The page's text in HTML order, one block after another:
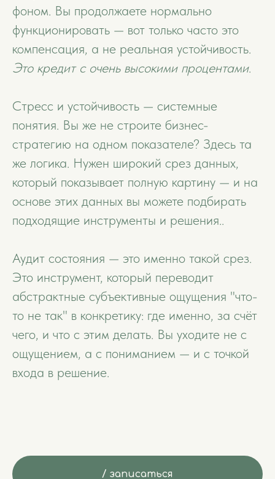
фоном. Вы продолжаете нормально
функционировать — вот только часто это
компенсация, а не реальная устойчивость.
Это кредит с очень высокими процентами.
Стресс и устойчивость — системные
понятия. Вы же не строите бизнес-
стратегию на одном показателе? Здесь та
же логика. Нужен широкий срез данных,
который показывает полную картину — и на
основе этих данных вы можете подбирать
подходящие инструменты и решения..
Аудит состояния — это именно такой срез.
Это инструмент, который переводит
абстрактные субъективные ощущения "что-
то не так" в конкретику: где именно, за счёт
чего, и что с этим делать. Вы уходите не с
ощущением, а с пониманием — и с точкой
входа в решение.
/ записаться